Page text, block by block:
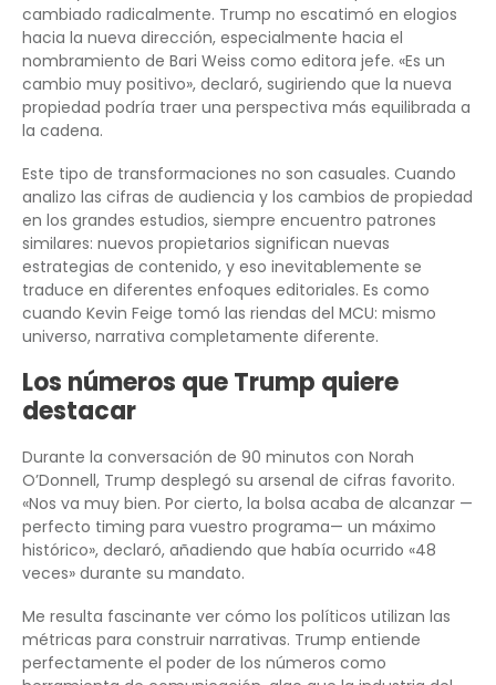
cambiado radicalmente. Trump no escatimó en elogios
hacia la nueva dirección, especialmente hacia el
nombramiento de Bari Weiss como editora jefe. «Es un
cambio muy positivo», declaró, sugiriendo que la nueva
propiedad podría traer una perspectiva más equilibrada a
la cadena.
Este tipo de transformaciones no son casuales. Cuando
analizo las cifras de audiencia y los cambios de propiedad
en los grandes estudios, siempre encuentro patrones
similares: nuevos propietarios significan nuevas
estrategias de contenido, y eso inevitablemente se
traduce en diferentes enfoques editoriales. Es como
cuando Kevin Feige tomó las riendas del MCU: mismo
universo, narrativa completamente diferente.
Los números que Trump quiere
destacar
Durante la conversación de 90 minutos con Norah
O’Donnell, Trump desplegó su arsenal de cifras favorito.
«Nos va muy bien. Por cierto, la bolsa acaba de alcanzar —
perfecto timing para vuestro programa— un máximo
histórico», declaró, añadiendo que había ocurrido «48
veces» durante su mandato.
Me resulta fascinante ver cómo los políticos utilizan las
métricas para construir narrativas. Trump entiende
perfectamente el poder de los números como